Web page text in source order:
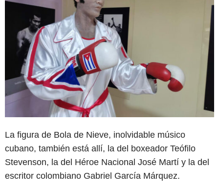
La figura de Bola de Nieve, inolvidable músico
cubano, también está allí, la del boxeador Teófilo
Stevenson, la del Héroe Nacional José Martí y la del
escritor colombiano Gabriel García Márquez.